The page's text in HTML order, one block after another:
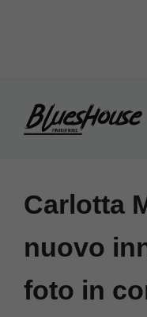
Carlotta
nuovo
foto in